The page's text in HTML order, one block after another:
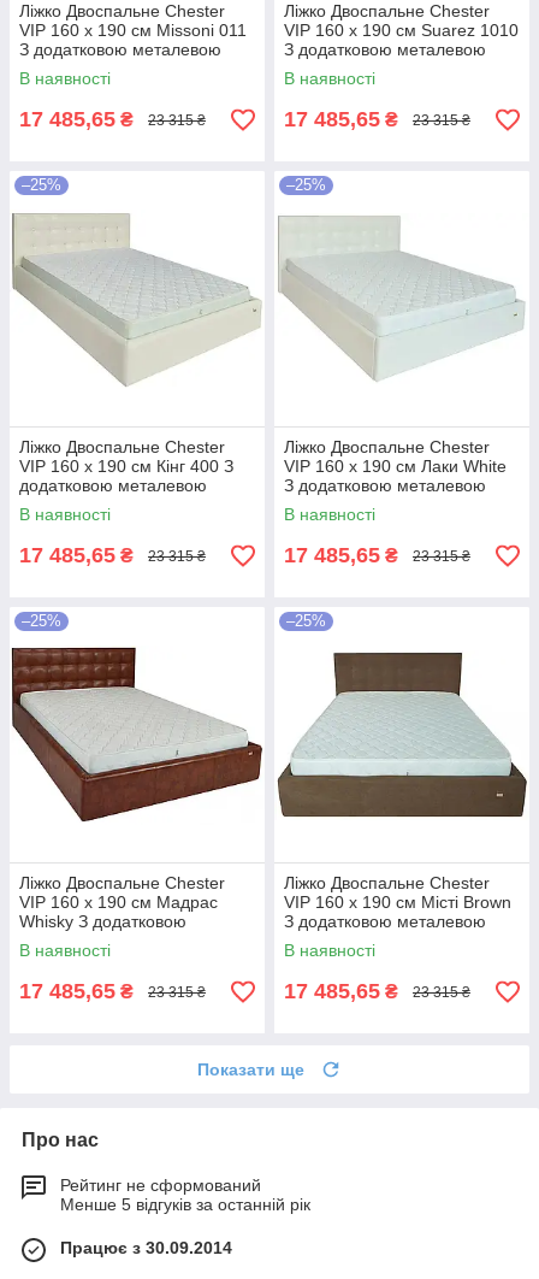
Ліжко Двоспальне Chester
VIP 160 х 190 см Missoni 011
З додатковою металевою
цільнозварною рамою
Темно-коричневий
В наявності
17 485,65 ₴ 23 315 ₴
Ліжко Двоспальне Chester
VIP 160 х 190 см Suarez 1010
З додатковою металевою
цільнозварною рамою
Коричневий
В наявності
17 485,65 ₴ 23 315 ₴
–25%
Ліжко Двоспальне Chester
VIP 160 х 190 см Кінг 400 З
додатковою металевою
цільнозварною рамою C1
Білий
В наявності
17 485,65 ₴ 23 315 ₴
–25%
Ліжко Двоспальне Chester
VIP 160 х 190 см Лаки White
З додатковою металевою
цільнозварною рамою Білий
В наявності
17 485,65 ₴ 23 315 ₴
–25%
Ліжко Двоспальне Chester
VIP 160 х 190 см Мадрас
Whisky З додатковою
металевою цільнозварною
рамою Коричневий
В наявності
17 485,65 ₴ 23 315 ₴
–25%
Ліжко Двоспальне Chester
VIP 160 х 190 см Місті Brown
З додатковою металевою
цільнозварною рамою
Коричневий
В наявності
17 485,65 ₴ 23 315 ₴
Показати ще
Про нас
Рейтинг не сформований
Менше 5 відгуків за останній рік
Працює з 30.09.2014